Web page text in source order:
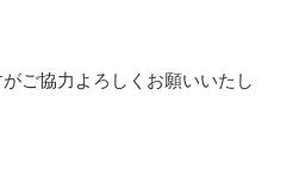
ご協力よろしくお願いいたし